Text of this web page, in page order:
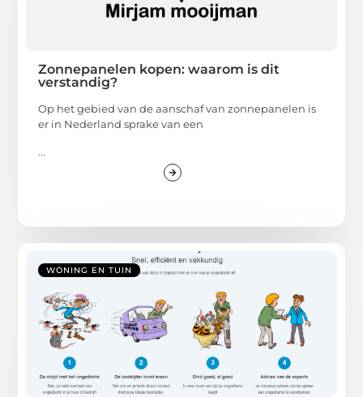
Zonnepanelen kopen: waarom is dit
verstandig?
Op het gebied van de aanschaf van zonnepanelen is
er in Nederland sprake van een
...
WONING EN TUIN